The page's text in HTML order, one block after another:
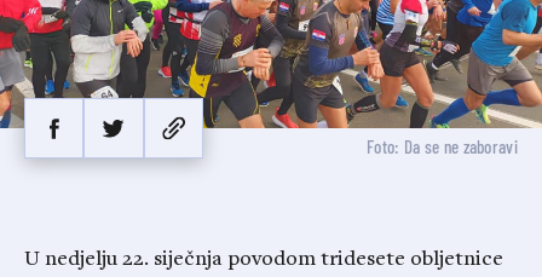
Foto: Da se ne zaboravi
U nedjelju 22. siječnja povodom tridesete obljetnice